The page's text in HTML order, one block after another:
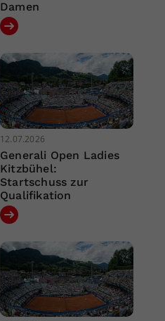
Damen
12.07.2026
Generali Open Ladies
Kitzbühel:
Startschuss zur
Qualifikation